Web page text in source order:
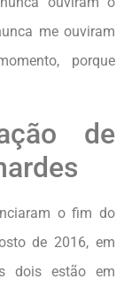
me ouviram
porque
de
o fim do
de 2016, em
dois estão em